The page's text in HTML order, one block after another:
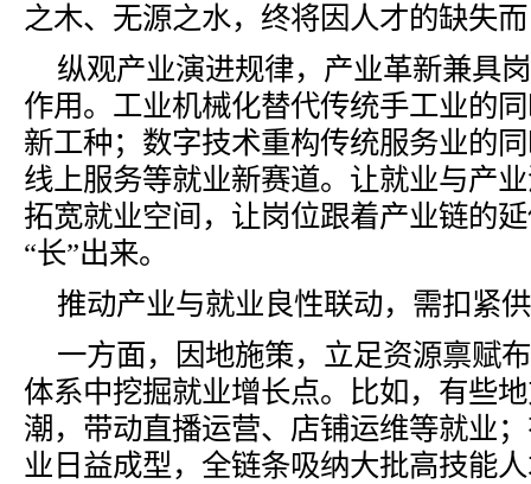
之木、无源之水，终将因人才的缺失
纵观产业演进规律，产业革新兼具
作用。工业机械化替代传统手工业的
新工种；数字技术重构传统服务业的
线上服务等就业新赛道。让就业与产
拓宽就业空间，让岗位跟着产业链的
“长”出来。
推动产业与就业良性联动，需扣紧
一方面，因地施策，立足资源禀赋
体系中挖掘就业增长点。比如，有些
潮，带动直播运营、店铺运维等就业
业日益成型，全链条吸纳大批高技能